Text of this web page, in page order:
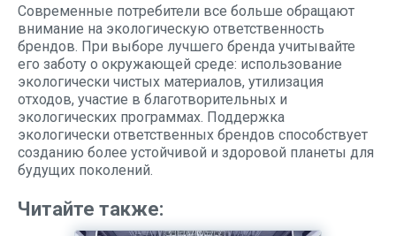
Современные потребители все больше обращают
внимание на экологическую ответственность
брендов. При выборе лучшего бренда учитывайте
его заботу о окружающей среде: использование
экологически чистых материалов, утилизация
отходов, участие в благотворительных и
экологических программах. Поддержка
экологически ответственных брендов способствует
созданию более устойчивой и здоровой планеты для
будущих поколений.
Читайте также: